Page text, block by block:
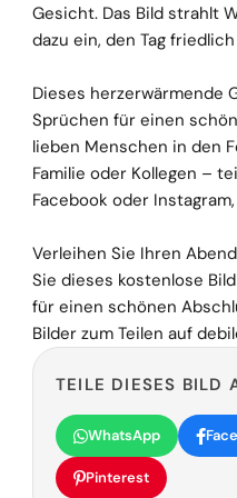
Gesicht. Das Bild strahlt
dazu ein, den Tag
Dieses herzerwärmende
Sprüchen für einen
lieben Menschen in den
Familie oder Kollegen –
Facebook oder
Verleihen Sie Ihren
Sie dieses kostenlose
für einen schönen
Bilder zum Teilen auf
TEILE DIESES BILD
WhatsApp
Pinterest